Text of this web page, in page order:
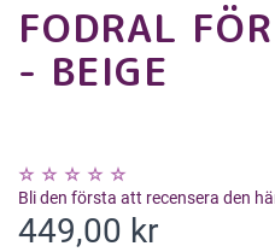
FODRAL
- BEIGE
Bli den första att recensera den
449,00 kr